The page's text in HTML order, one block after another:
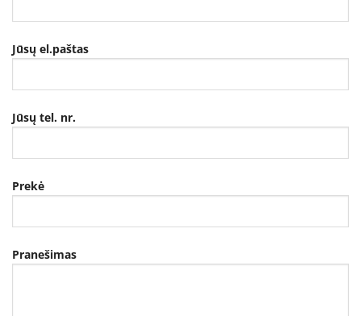
Jūsų el.paštas
Jūsų tel. nr.
Prekė
Pranešimas